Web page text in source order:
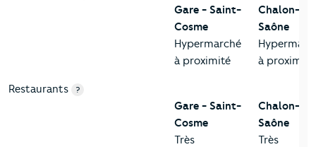
Gare - Saint-
Cosme
Hypermarché
à proximité
Chalon-
Saône
à proximité
Restaurants ?
Gare - Saint-
Cosme
Très
Chalon-
Saône
Très